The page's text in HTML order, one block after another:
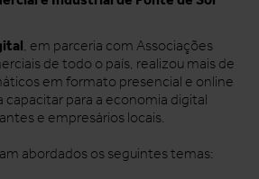
, em parceria com Associações
de todo o país, realizou mais de
em formato presencial e online
capacitar para a economia digital
e empresários locais.
abordados os seguintes temas: